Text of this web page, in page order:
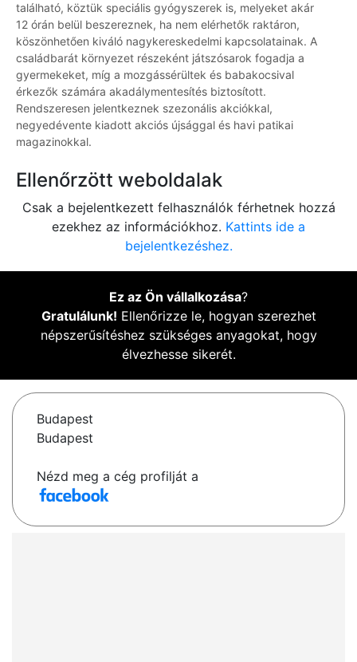
található, köztük speciális gyógyszerek is, melyeket akár
12 órán belül beszereznek, ha nem elérhetők raktáron,
köszönhetően kiváló nagykereskedelmi kapcsolatainak. A
családbarát környezet részeként játszósarok fogadja a
gyermekeket, míg a mozgássérültek és babakocsival
érkezők számára akadálymentesítés biztosított.
Rendszeresen jelentkeznek szezonális akciókkal,
negyedévente kiadott akciós újsággal és havi patikai
magazinokkal.
Ellenőrzött weboldalak
Csak a bejelentkezett felhasználók férhetnek hozzá
ezekhez az információkhoz. Kattints ide a
bejelentkezéshez.
Ez az Ön vállalkozása?
Gratulálunk! Ellenőrizze le, hogyan szerezhet
népszerűsítéshez szükséges anyagokat, hogy
élvezhesse sikerét.
Budapest
Budapest
Nézd meg a cég profilját a